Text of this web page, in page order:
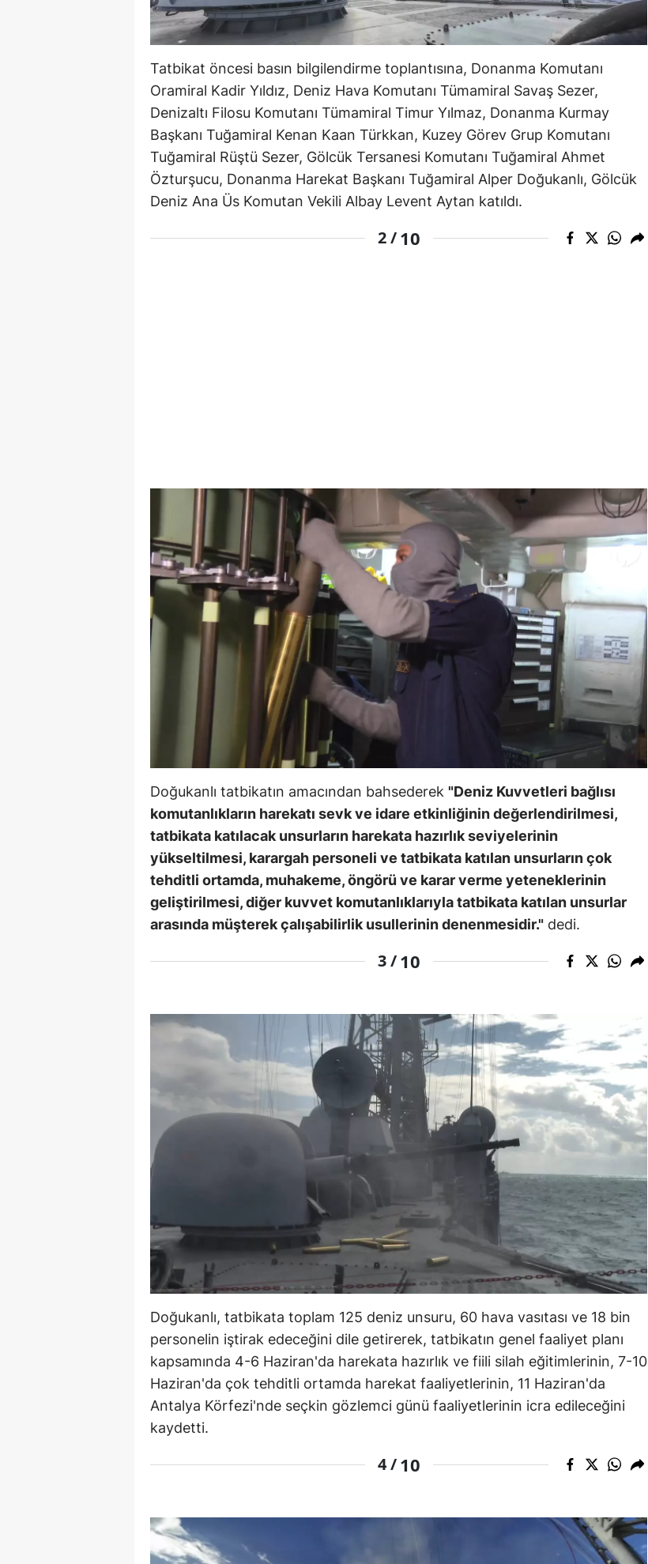
Tatbikat öncesi basın bilgilendirme toplantısına, Donanma Komutanı
Oramiral Kadir Yıldız, Deniz Hava Komutanı Tümamiral Savaş Sezer,
Denizaltı Filosu Komutanı Tümamiral Timur Yılmaz, Donanma Kurmay
Başkanı Tuğamiral Kenan Kaan Türkkan, Kuzey Görev Grup Komutanı
Tuğamiral Rüştü Sezer, Gölcük Tersanesi Komutanı Tuğamiral Ahmet
Özturşucu, Donanma Harekat Başkanı Tuğamiral Alper Doğukanlı, Gölcük
Deniz Ana Üs Komutan Vekili Albay Levent Aytan katıldı.
2 /10
Doğukanlı tatbikatın amacından bahsederek "Deniz Kuvvetleri bağlısı
komutanlıkların harekatı sevk ve idare etkinliğinin değerlendirilmesi,
tatbikata katılacak unsurların harekata hazırlık seviyelerinin
yükseltilmesi, karargah personeli ve tatbikata katılan unsurların çok
tehditli ortamda, muhakeme, öngörü ve karar verme yeteneklerinin
geliştirilmesi, diğer kuvvet komutanlıklarıyla tatbikata katılan unsurlar
arasında müşterek çalışabilirlik usullerinin denenmesidir." dedi.
3 /10
Doğukanlı, tatbikata toplam 125 deniz unsuru, 60 hava vasıtası ve 18 bin
personelin iştirak edeceğini dile getirerek, tatbikatın genel faaliyet planı
kapsamında 4-6 Haziran'da harekata hazırlık ve fiili silah eğitimlerinin, 7-10
Haziran'da çok tehditli ortamda harekat faaliyetlerinin, 11 Haziran'da
Antalya Körfezi'nde seçkin gözlemci günü faaliyetlerinin icra edileceğini
kaydetti.
4 /10